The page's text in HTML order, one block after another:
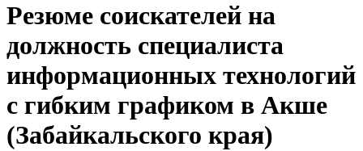
Резюме соискателей на
должность специалиста
информационных технологий
с гибким графиком в Акше
(Забайкальского края)